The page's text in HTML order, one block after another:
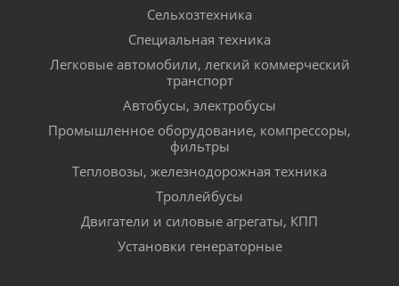
Сельхозтехника
Специальная техника
Легковые автомобили, легкий коммерческий
транспорт
Автобусы, электробусы
Промышленное оборудование, компрессоры,
фильтры
Тепловозы, железнодорожная техника
Троллейбусы
Двигатели и силовые агрегаты, КПП
Установки генераторные